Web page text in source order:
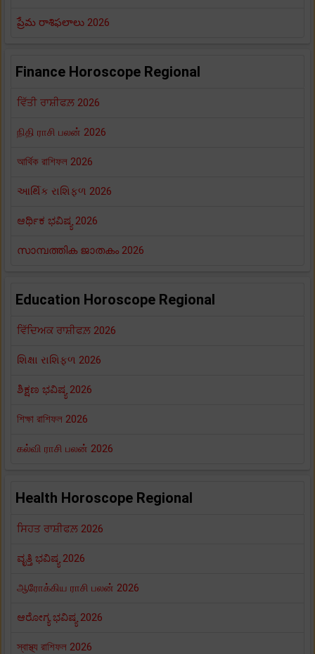
ప్రేమ రాశిఫలాలు 2026
Finance Horoscope Regional
ਵਿੱਤੀ ਰਾਸ਼ੀਫਲ਼ 2026
நிதி ராசி பலன் 2026
আর্থিক রাশিফল 2026
આર્થિક રાશિફળ 2026
ಆರ್ಥಿಕ ಭವಿಷ್ಯ 2026
സാമ്പത്തിക ജാതകം 2026
Education Horoscope Regional
ਵਿੱਦਿਅਕ ਰਾਸ਼ੀਫਲ਼ 2026
શિક્ષા રાશિફળ 2026
ಶಿಕ್ಷಣ ಭವಿಷ್ಯ 2026
শিক্ষা রাশিফল 2026
கல்வி ராசி பலன் 2026
Health Horoscope Regional
ਸਿਹਤ ਰਾਸ਼ੀਫਲ਼ 2026
ವೃತ್ತಿ ಭವಿಷ್ಯ 2026
ஆரோக்கிய ராசி பலன் 2026
ಆರೋಗ್ಯ ಭವಿಷ್ಯ 2026
স্বাস্থ্য রাশিফল 2026